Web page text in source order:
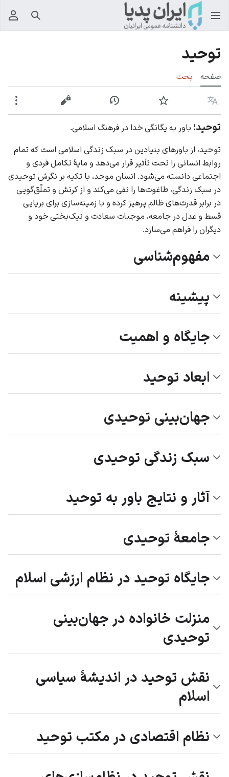
جستجو
توحید
صفحه بحث
زبان پیگیری نمایش تاریخچهنمایش مبدأ
توحید؛ باور به یگانگی خدا در فرهنگ اسلامی.
توحید، از باورهای بنیادین در سبک زندگی اسلامی است که تمام
روابط انسانی را تحت تأثیر قرار می‌دهد و مایهٔ تکامل فردی و
اجتماعی دانسته می‌شود. انسان موحد، با تکیه بر نگرش توحیدی
در سبک زندگی، طاغوت‌ها را نفی می‌کند و از کرنش و تملّق‌گویی
در برابر قدرت‌های ظالم پرهیز کرده و با زمینه‌سازی برای برپایی
قسط و عدل در جامعه، موجبات سعادت و نیک‌بختی خود و
دیگران را فراهم می‌سازد.
مفهوم‌شناسی
پیشینه
جایگاه و اهمیت
ابعاد توحید
جهان‌بینی توحیدی
سبک زندگی توحیدی
آثار و نتایج باور به توحید
جامعهٔ توحیدی
جایگاه توحید در نظام ارزشی اسلام
منزلت خانواده در جهان‌بینی
توحیدی
نقش توحید در اندیشهٔ سیاسی
اسلام
نظام اقتصادی در مکتب توحید